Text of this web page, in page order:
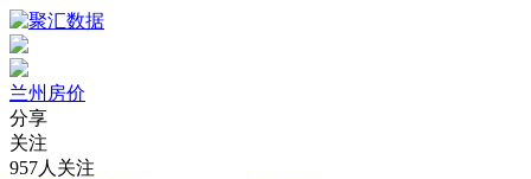
兰州房价
分享
关注
957人关注